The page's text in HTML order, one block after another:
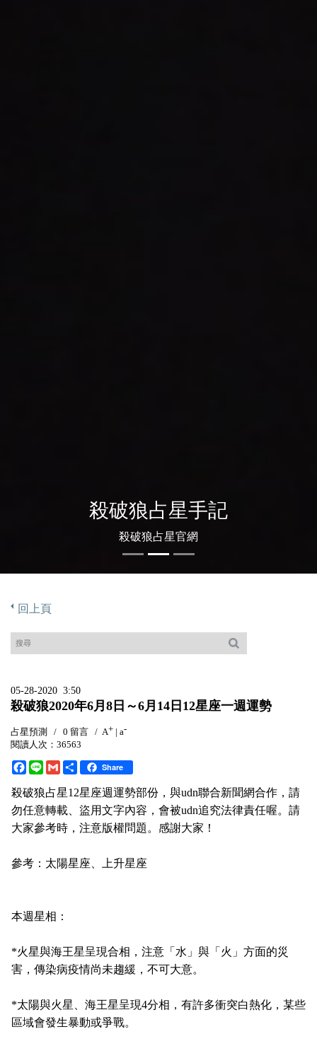
殺破狼占星手記
殺破狼占星官網
回上頁
05-28-2020 3:50
殺破狼2020年6月8日～6月14日12星座一週運勢
占星預測 / 0 留言 / A+ | a-
閱讀人次：36563
F
a
c
e
b
o
o
L
n
e
G
m
a
i
l
享
Share
殺破狼占星12星座週運勢部份，與udn聯合新聞網合作，請
勿任意轉載、盜用文字內容，會被udn追究法律責任喔。請
大家參考時，注意版權問題。感謝大家！
參考：太陽星座、上升星座
本週星相：
*火星與海王星呈現合相，注意「水」與「火」方面的災
害，傳染病疫情尚未趨緩，不可大意。
*太陽與火星、海王星呈現4分相，有許多衝突白熱化，某些
區域會發生暴動或爭戰。